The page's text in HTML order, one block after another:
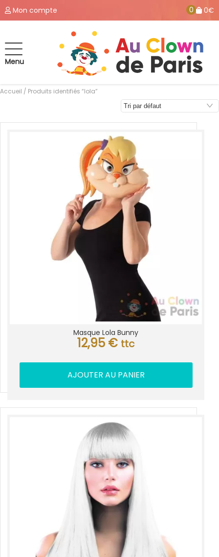
Mon compte 0 0€
Menu
Accueil / Produits identifiés “lola”
Masque Lola Bunny
12,95 € ttc
AJOUTER AU PANIER